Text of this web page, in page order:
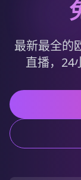
最新最全的
直播，24